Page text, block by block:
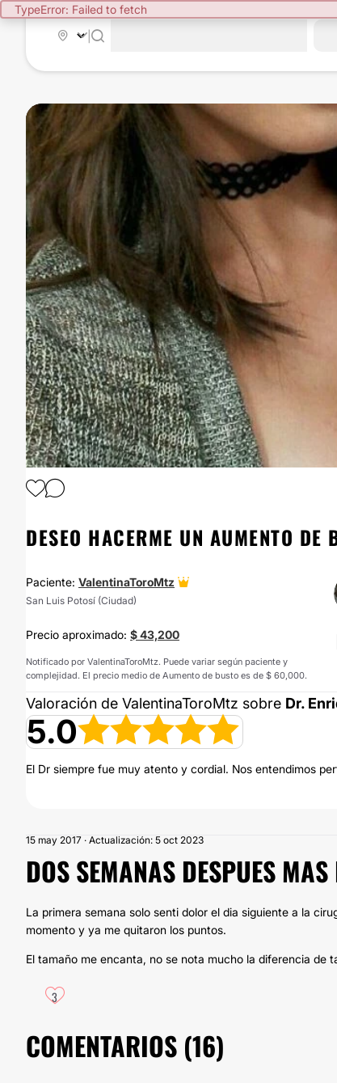
TypeError: Failed to fetch
DESEO HACERME UN AUMENTO DE
Paciente: ValentinaToroMtz
San Luis Potosí (Ciudad)
Precio aproximado: $ 43,200
Notificado por ValentinaToroMtz. Puede variar según paciente y
complejidad. El precio medio de Aumento de busto es de $ 60,000.
Valoración de ValentinaToroMtz sobre Dr.
5.0
El Dr siempre fue muy atento y cordial. Nos entendimos
15 may 2017 · Actualización: 5 oct 2023
DOS SEMANAS DESPUES
La primera semana solo senti dolor el dia siguiente a la
momento y ya me quitaron los puntos.
El tamaño me encanta, no se nota mucho la diferencia de
3
COMENTARIOS (16)